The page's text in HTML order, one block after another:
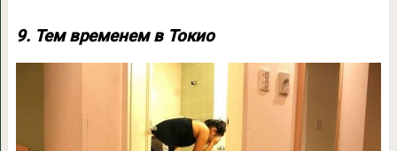
9. Тем временем в Токио